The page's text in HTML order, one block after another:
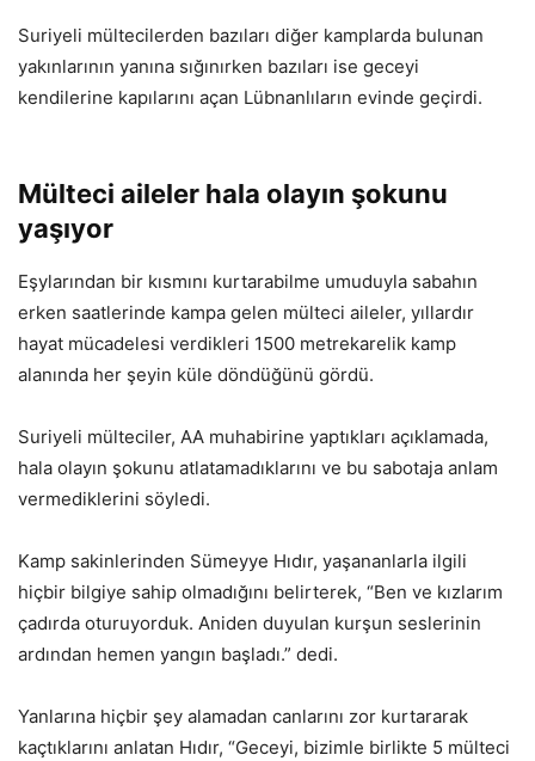
Suriyeli mültecilerden bazıları diğer kamplarda bulunan
yakınlarının yanına sığınırken bazıları ise geceyi
kendilerine kapılarını açan Lübnanlıların evinde geçirdi.
Mülteci aileler hala olayın şokunu
yaşıyor
Eşylarından bir kısmını kurtarabilme umuduyla sabahın
erken saatlerinde kampa gelen mülteci aileler, yıllardır
hayat mücadelesi verdikleri 1500 metrekarelik kamp
alanında her şeyin küle döndüğünü gördü.
Suriyeli mülteciler, AA muhabirine yaptıkları açıklamada,
hala olayın şokunu atlatamadıklarını ve bu sabotaja anlam
vermediklerini söyledi.
Kamp sakinlerinden Sümeyye Hıdır, yaşananlarla ilgili
hiçbir bilgiye sahip olmadığını belirterek, “Ben ve kızlarım
çadırda oturuyorduk. Aniden duyulan kurşun seslerinin
ardından hemen yangın başladı.” dedi.
Yanlarına hiçbir şey alamadan canlarını zor kurtararak
kaçtıklarını anlatan Hıdır, “Geceyi, bizimle birlikte 5 mülteci